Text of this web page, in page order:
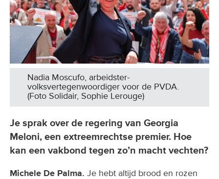
Nadia Moscufo, arbeidster-
volksvertegenwoordiger voor de PVDA.
(Foto Solidair, Sophie Lerouge)
Je sprak over de regering van Georgia
Meloni, een extreemrechtse premier. Hoe
kan een vakbond tegen zo’n macht vechten?
Michele De Palma. Je hebt altijd brood en rozen